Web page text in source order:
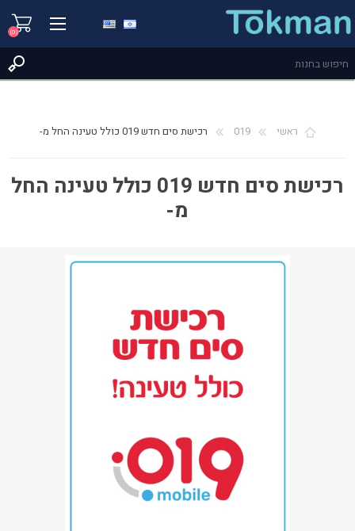
(0)
ראשי 019 רכישת סים חדש 019 כולל טעינה החל מ-
רכישת סים חדש 019 כולל טעינה החל
מ-